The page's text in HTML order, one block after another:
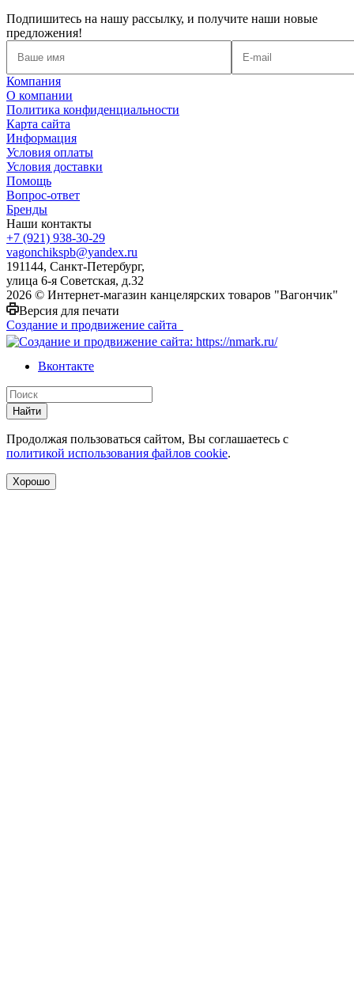
Подпишитесь на нашу рассылку, и получите наши новые
предложения!
Компания
О компании
Политика конфиденциальности
Карта сайта
Информация
Условия оплаты
Условия доставки
Помощь
Вопрос-ответ
Бренды
Наши контакты
+7 (921) 938-30-29
vagonchikspb@yandex.ru
191144, Санкт-Петербург,
улица 6-я Советская, д.32
2026 © Интернет-магазин канцелярских товаров "Вагончик"
Версия для печати
Создание и продвижение сайта
Вконтакте
Найти
Продолжая пользоваться сайтом, Вы соглашаетесь с
политикой использования файлов cookie.
Хорошо